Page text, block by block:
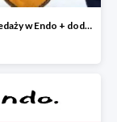
Finał wyprzedaży w Endo + dodatkowe 2% rabatu